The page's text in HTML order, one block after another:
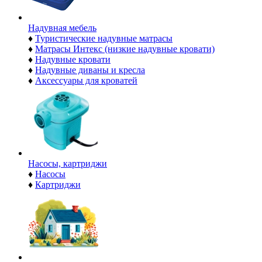
Надувная мебель
♦ Туристические надувные матрасы
♦ Матрасы Интекс (низкие надувные кровати)
♦ Надувные кровати
♦ Надувные диваны и кресла
♦ Аксессуары для кроватей
Насосы, картриджи
♦ Насосы
♦ Картриджи